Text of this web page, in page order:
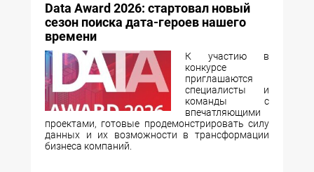
Data Award 2026: стартовал новый
сезон поиска дата-героев нашего
времени
К участию в
конкурсе
приглашаются
специалисты и
команды с
впечатляющими
проектами, готовые продемонстрировать силу
данных и их возможности в трансформации
бизнеса компаний.